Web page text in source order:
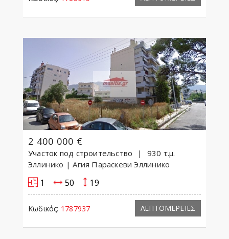
2 400 000 €
Участок под строительство
930 τ.μ.
Эллинико | Агия Параскеви Эллинико
1 50 19
Κωδικός: 1787937 ΛΕΠΤΟΜΕΡΕΙΕΣ